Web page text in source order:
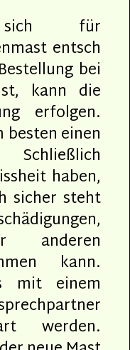
für
entsch
bei
kann die
erfolgen.
besten einen
haben,
sicher steht
anderen
kann.
mit einem
werden.